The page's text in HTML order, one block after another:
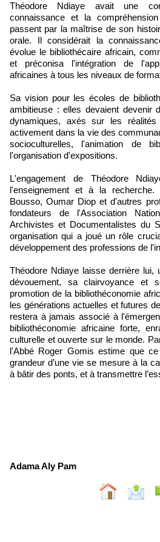
Théodore Ndiaye avait une
connaissance et la
passent par la maîtrise de son
orale. Il considérait la
évolue le bibliothécaire africain,
et préconisa l'intégration de
africaines à tous les niveaux de
Sa vision pour les écoles de
ambitieuse : elles devaient devenir
dynamiques, axés sur les
activement dans la vie des
socioculturelles, l'animation de
l'organisation d'expositions.
L'engagement de Théodore
l'enseignement et à la recherche.
Bousso, Oumar Diop et d'autres
fondateurs de l'Association
Archivistes et Documentalistes du
organisation qui a joué un rôle
développement des professions de
Théodore Ndiaye laisse derrière lui,
dévouement, sa clairvoyance et
promotion de la bibliothéconomie
les générations actuelles et futures
restera à jamais associé à
bibliothéconomie africaine forte,
culturelle et ouverte sur le monde.
l'Abbé Roger Gomis estime que
grandeur d’une vie se mesure à la
à bâtir des ponts, et à transmettre
Adama Aly Pam